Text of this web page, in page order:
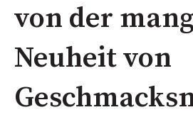
von der
Neuheit von